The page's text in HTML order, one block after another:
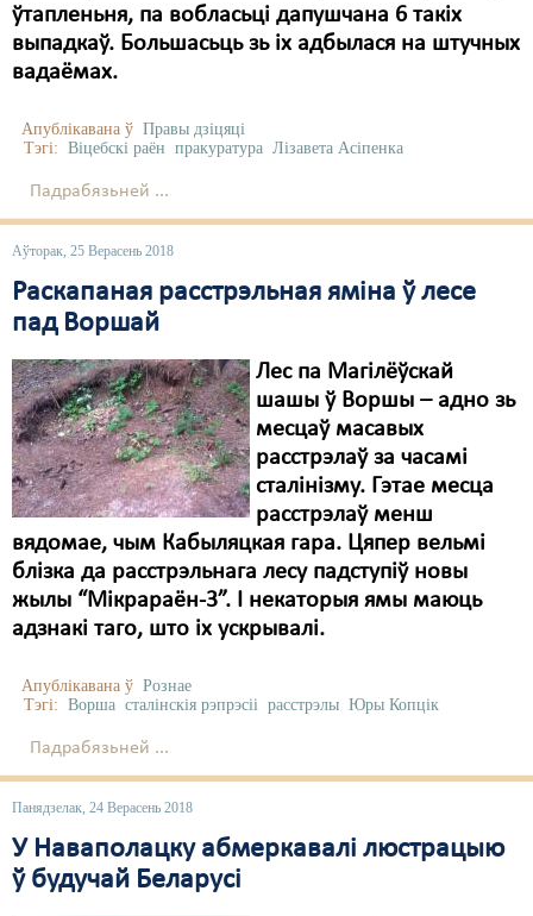
ўтапленьня, па вобласьці дапушчана 6 такіх
выпадкаў. Большасьць зь іх адбылася на штучных
вадаёмах.
Апублікавана ў Правы дзіцяці
Тэгі: Віцебскі раён пракуратура Лізавета Асіпенка
Падрабязьней ...
Аўторак, 25 Верасень 2018
Раскапаная расстрэльная яміна ў лесе
пад Воршай
Лес па Магілёўскай
шашы ў Воршы – адно зь
месцаў масавых
расстрэлаў за часамі
сталінізму. Гэтае месца
расстрэлаў менш
вядомае, чым Кабыляцкая гара. Цяпер вельмі
блізка да расстрэльнага лесу падступіў новы
жылы “Мікрараён-3”. І некаторыя ямы маюць
адзнакі таго, што іх ускрывалі.
Апублікавана ў Рознае
Тэгі: Ворша сталінскія рэпрэсіі расстрэлы Юры Копцік
Падрабязьней ...
Панядзелак, 24 Верасень 2018
У Наваполацку абмеркавалі люстрацыю
ў будучай Беларусі